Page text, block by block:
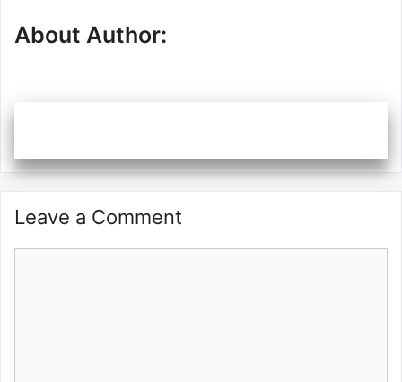
About Author:
Leave a Comment